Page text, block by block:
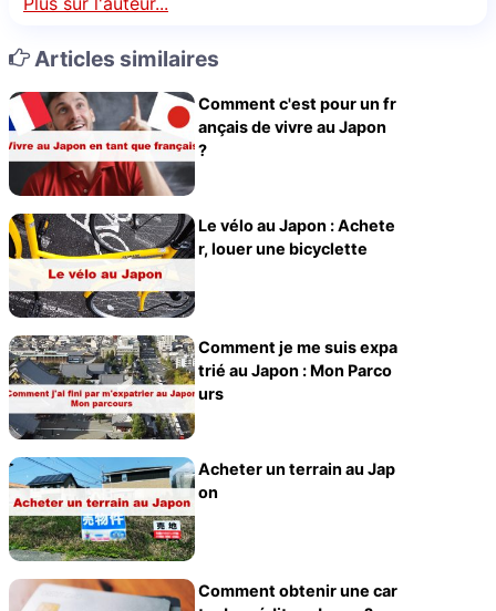
Articles similaires
Comment c'est pour un fr
ançais de vivre au Japon
?
Le vélo au Japon : Achete
r, louer une bicyclette
Comment je me suis expa
trié au Japon : Mon Parco
urs
Acheter un terrain au Jap
on
Comment obtenir une car